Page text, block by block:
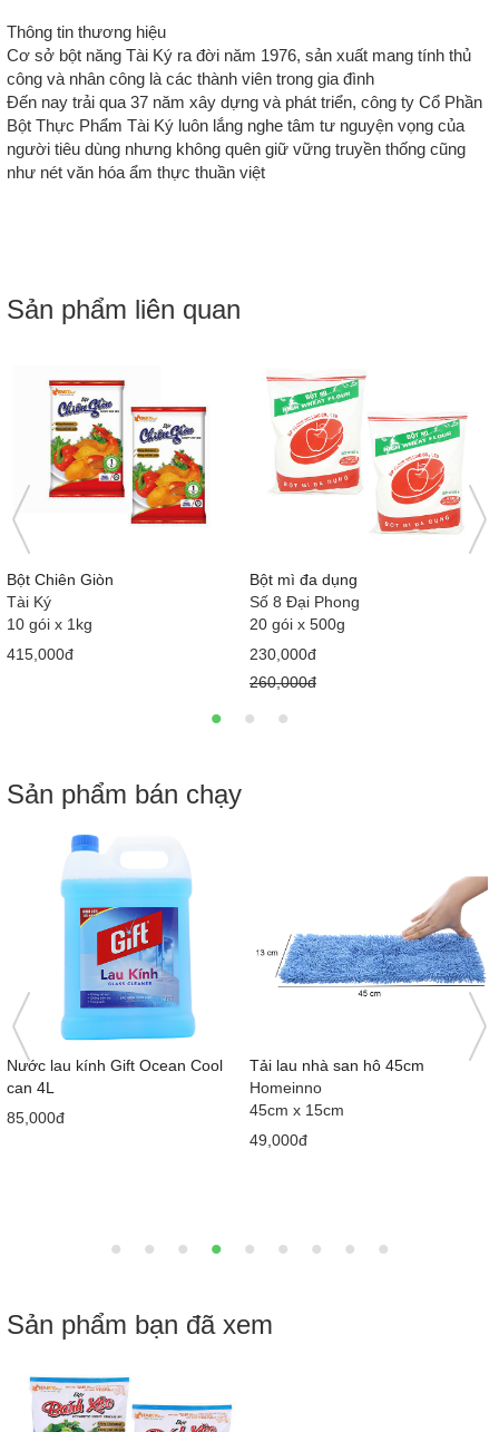
Thông tin thương hiệu
Cơ sở bột năng Tài Ký ra đời năm 1976, sản xuất mang tính thủ
công và nhân công là các thành viên trong gia đình
Đến nay trải qua 37 năm xây dựng và phát triển, công ty Cổ Phần
Bột Thực Phẩm Tài Ký luôn lắng nghe tâm tư nguyện vọng của
người tiêu dùng nhưng không quên giữ vững truyền thống cũng
như nét văn hóa ẩm thực thuần việt
Sản phẩm liên quan
Bột Chiên Giòn
Tài Ký
10 gói x 1kg
415,000đ
Bột mì đa dụng
Số 8 Đại Phong
20 gói x 500g
230,000đ
260,000đ
Sản phẩm bán chạy
Nước lau kính Gift Ocean Cool
can 4L
85,000đ
Tải lau nhà san hô 45cm
Homeinno
45cm x 15cm
49,000đ
Sản phẩm bạn đã xem